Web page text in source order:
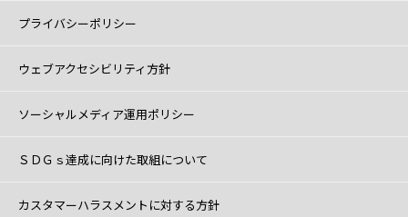
プライバシーポリシー
ウェブアクセシビリティ方針
ソーシャルメディア運用ポリシー
ＳＤＧｓ達成に向けた取組について
カスタマーハラスメントに対する方針